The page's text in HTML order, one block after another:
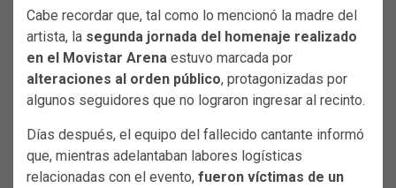
Cabe recordar que, tal como lo mencionó la madre del
artista, la segunda jornada del homenaje realizado
en el Movistar Arena estuvo marcada por
alteraciones al orden público, protagonizadas por
algunos seguidores que no lograron ingresar al recinto.
Días después, el equipo del fallecido cantante informó
que, mientras adelantaban labores logísticas
relacionadas con el evento, fueron víctimas de un